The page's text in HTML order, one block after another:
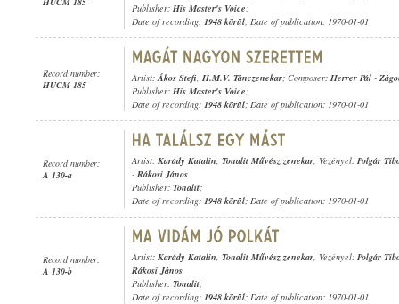
Publisher: His Master's Voice;
Date of recording: 1948 körül; Date of publication: 1970-01-01
Record number:
HUCM 185
Artist:Ákos Stefi, H.M.V. Tánczenekar; Composer: Herrer Pál -
Publisher: His Master's Voice;
Date of recording: 1948 körül; Date of publication: 1970-01-01
Record number:
A 130-a
Artist: Karády Katalin, Tonalit Művész zenekar, Vezényel: Polgár
- Rákosi János
Publisher: Tonalit;
Date of recording: 1948 körül; Date of publication: 1970-01-01
Record number:
A 130-b
Artist: Karády Katalin, Tonalit Művész zenekar, Vezényel: Polgár
Rákosi János
Publisher: Tonalit;
Date of recording: 1948 körül; Date of publication: 1970-01-01